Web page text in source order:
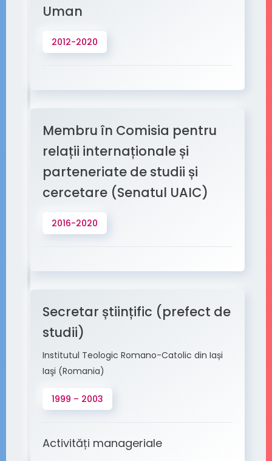
Uman
2012-2020
Membru în Comisia pentru
relații internaționale și
parteneriate de studii și
cercetare (Senatul UAIC)
2016-2020
Secretar științific (prefect de
studii)
Institutul Teologic Romano-Catolic din Iași
Iaşi (Romania)
1999 – 2003
Activități manageriale